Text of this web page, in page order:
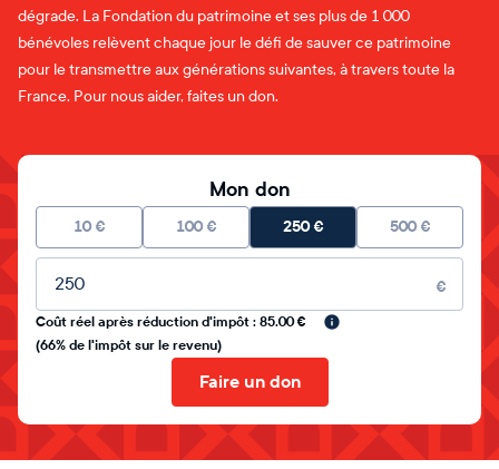
dégrade. La Fondation du patrimoine et ses plus de 1 000
bénévoles relèvent chaque jour le défi de sauver ce patrimoine
pour le transmettre aux générations suivantes, à travers toute la
France. Pour nous aider, faites un don.
Mon don
10 € 100 € 250€ 500 €
Montant libre
€
Coût réel après réduction d'impôt : 85.00 €
(66% de l'impôt sur le revenu)
Faire un don